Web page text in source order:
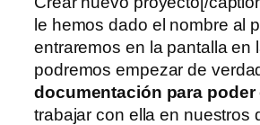
le hemos dado el nombre al
entraremos en la pantalla en
podremos empezar de
documentación para poder
trabajar con ella en nuestros